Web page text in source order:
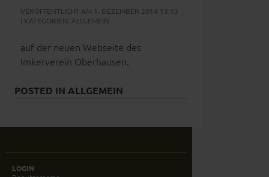
VERÖFFENTLICHT AM 1. DEZEMBER 2014 13:13
| KATEGORIEN: ALLGEMEIN
auf der neuen Webseite des
Imkerverein Oberhausen.
POSTED IN ALLGEMEIN
LOGIN